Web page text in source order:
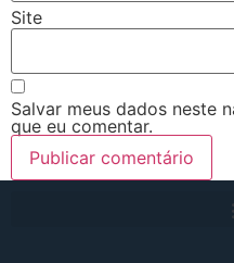
Site
Salvar meus dados neste
que eu comentar.